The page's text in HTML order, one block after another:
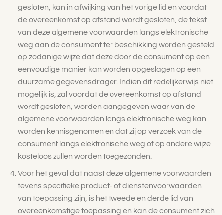
gesloten, kan in afwijking van het vorige lid en voordat
de overeenkomst op afstand wordt gesloten, de tekst
van deze algemene voorwaarden langs elektronische
weg aan de consument ter beschikking worden gesteld
op zodanige wijze dat deze door de consument op een
eenvoudige manier kan worden opgeslagen op een
duurzame gegevensdrager. Indien dit redelijkerwijs niet
mogelijk is, zal voordat de overeenkomst op afstand
wordt gesloten, worden aangegeven waar van de
algemene voorwaarden langs elektronische weg kan
worden kennisgenomen en dat zij op verzoek van de
consument langs elektronische weg of op andere wijze
kosteloos zullen worden toegezonden.
Voor het geval dat naast deze algemene voorwaarden
tevens specifieke product- of dienstenvoorwaarden
van toepassing zijn, is het tweede en derde lid van
overeenkomstige toepassing en kan de consument zich